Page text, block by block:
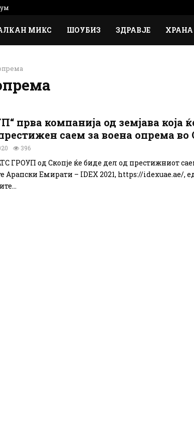
МИКС ШОУБИЗ ЗДРАВЈЕ ХРАНА
прва компанија од земјава која
саем за воена опрема во
396
ГРОУП од Скопје ќе биде дел од престижниот
Арапски Емирати – IDEX 2021, https://idexuae.ae/,